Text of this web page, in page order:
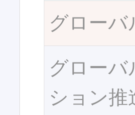
グロー
グロー
ション推